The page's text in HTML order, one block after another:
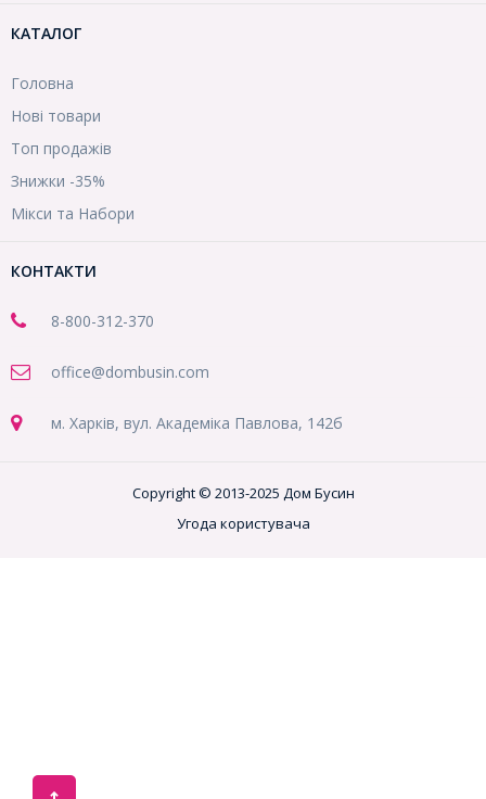
КАТАЛОГ
Головна
Нові товари
Топ продажів
Знижки -35%
Мікси та Набори
КОНТАКТИ
8-800-312-370
office@dombusin.com
м. Харків, вул. Академіка Павлова, 142б
Copyright © 2013-2025 Дом Бусин
Угода користувача